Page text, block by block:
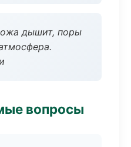
дышит, поры
вопросы